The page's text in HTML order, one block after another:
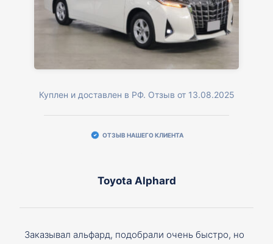
Куплен и доставлен в РФ. Отзыв от 13.08.2025
ОТЗЫВ НАШЕГО КЛИЕНТА
Toyota Alphard
Заказывал альфард, подобрали очень быстро, но